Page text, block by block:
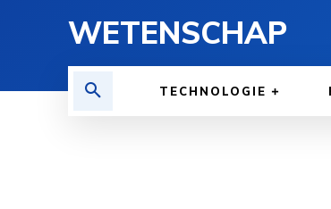
WETENSCHAP
TECHNOLOGIE